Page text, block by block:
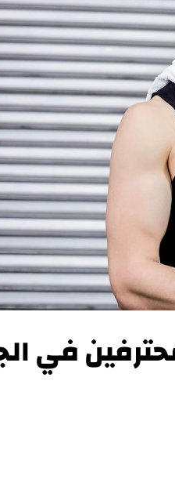
في